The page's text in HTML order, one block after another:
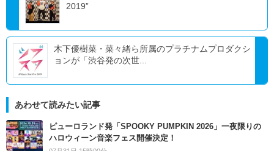
2019”
木下優樹菜・菜々緒ら所属のプラチナムプロダクシ
ョンが「渋谷発の次世...
あわせて読みたい記事
ピューロランド発「SPOOKY PUMPKIN 2026」一夜限りの
ハロウィーン音楽フェス開催決定！